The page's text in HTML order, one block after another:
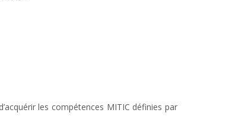
les compétences MITIC définies par